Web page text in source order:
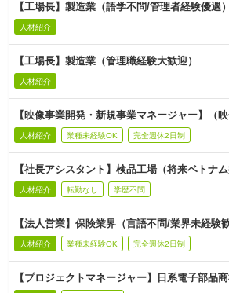
【工場長】製造業（語学不問/管理者経験優遇）
人材紹介
【工場長】製造業（管理職経験大歓迎）
人材紹介
【映像事業開発・新規事業マネージャー】（
人材紹介 業種未経験OK 完全週休2日制
【社長アシスタント】検品工場（将来ベトナム
人材紹介 転勤なし 学歴不問
【法人営業】保険業界（言語不問/業界未経験歓
人材紹介 業種未経験OK 完全週休2日制
【プロジェクトマネージャー】日系電子部品